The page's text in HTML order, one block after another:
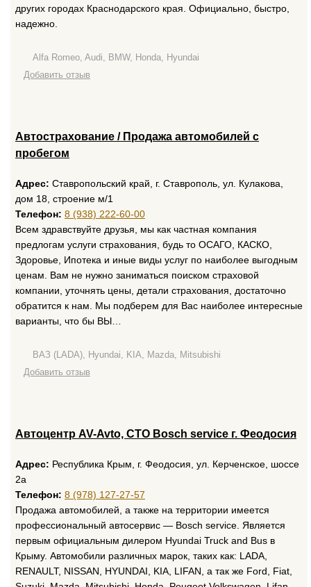
других городах Краснодарского края. Официально, быстро,
надежно.
Alfa Romeo, Audi, BMW, Honda, Hyundai
Добавить отзыв
Автострахование / Продажа автомобилей с
пробегом
Адрес: Ставропольский край, г. Ставрополь, ул. Кулакова,
дом 18, строение м/1
Телефон: 8 (938) 222-60-00
Всем здравствуйте друзья, мы как частная компания
предлогам услуги страхования, будь то ОСАГО, КАСКО,
Здоровье, Ипотека и иные виды услуг по наиболее выгодным
ценам. Вам не нужно заниматься поиском страховой
компании, уточнять цены, детали страхования, достаточно
обратится к нам. Мы подберем для Вас наиболее интересные
варианты, что бы ВЫ…
ВАЗ (LADA), Hyundai, KIA, Mazda, Mitsubishi
Добавить отзыв
Автоцентр AV-Avto, СТО Bosch service г. Феодосия
Адрес: Республика Крым, г. Феодосия, ул. Керченское, шоссе
2а
Телефон: 8 (978) 127-27-57
Продажа автомобилей, а также на территории имеется
профессиональный автосервис — Bosch service. Является
первым официальным дилером Hyundai Truck and Bus в
Крыму. Автомобили различных марок, таких как: LADA,
RENAULT, NISSAN, HYUNDAI, KIA, LIFAN, а так же Ford, Fiat,